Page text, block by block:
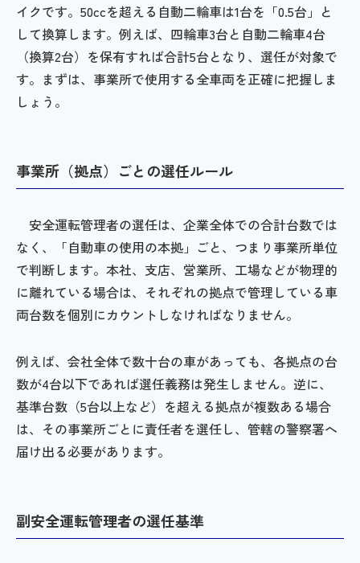
イクです。50ccを超える自動二輪車は1台を「0.5台」と
して換算します。例えば、四輪車3台と自動二輪車4台
（換算2台）を保有すれば合計5台となり、選任が対象で
す。まずは、事業所で使用する全車両を正確に把握しま
しょう。
事業所（拠点）ごとの選任ルール
安全運転管理者の選任は、企業全体での合計台数では
なく、「自動車の使用の本拠」ごと、つまり事業所単位
で判断します。本社、支店、営業所、工場などが物理的
に離れている場合は、それぞれの拠点で管理している車
両台数を個別にカウントしなければなりません。
例えば、会社全体で数十台の車があっても、各拠点の台
数が4台以下であれば選任義務は発生しません。逆に、
基準台数（5台以上など）を超える拠点が複数ある場合
は、その事業所ごとに責任者を選任し、管轄の警察署へ
届け出る必要があります。
副安全運転管理者の選任基準